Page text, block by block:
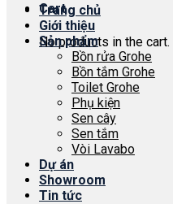
Cart
No products in the cart.
Trang chủ
Giới thiệu
Sản phẩm
Bồn rửa Grohe
Bồn tắm Grohe
Toilet Grohe
Phụ kiện
Sen cây
Sen tắm
Vòi Lavabo
Dự án
Showroom
Tin tức